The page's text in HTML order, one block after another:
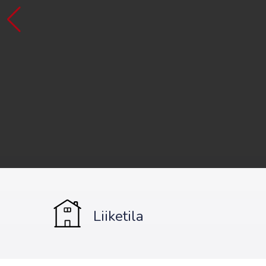
Liiketila